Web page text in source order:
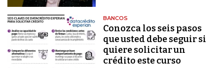
BANCOS
Conozca los seis pasos
que usted debe seguir si
quiere solicitar un
crédito este curso